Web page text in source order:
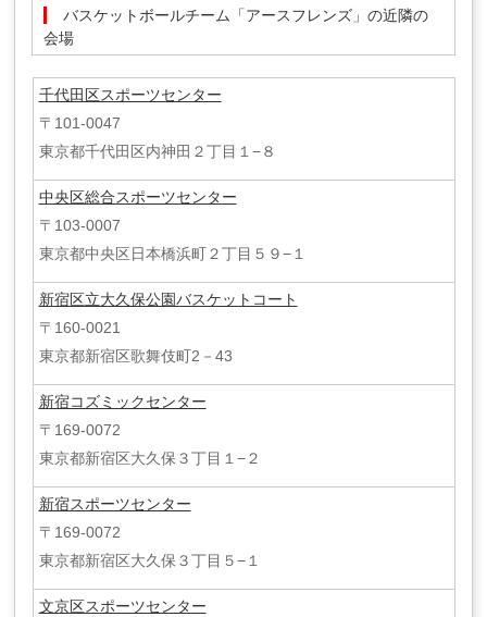
バスケットボールチーム「アースフレンズ」の近隣の
会場
千代田区スポーツセンター
〒101-0047
東京都千代田区内神田２丁目１−８
中央区総合スポーツセンター
〒103-0007
東京都中央区日本橋浜町２丁目５９−１
新宿区立大久保公園バスケットコート
〒160-0021
東京都新宿区歌舞伎町2－43
新宿コズミックセンター
〒169-0072
東京都新宿区大久保３丁目１−２
新宿スポーツセンター
〒169-0072
東京都新宿区大久保３丁目５−１
文京区スポーツセンター